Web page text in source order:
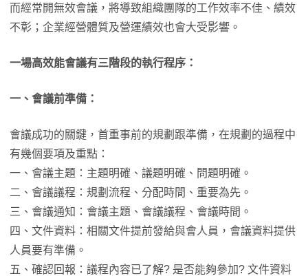
而經常開無效會議，將導致組織團隊的工作效率不佳、績效
不彰；企業經營體質及營運績效也會大受影響。
一場高效能會議有三階段的執行程序：
一、會議前準備：
會議成功的關鍵，首重事前的規劃跟準備，在規劃的過程中
有幾個要項及重點：
一、會議主題：主題明確、議題明確、問題明確。
二、會議議程：規劃流程、分配時間、重要為先。
三、會議通知：會議主題、會議議程、會議時間。
四、文件資料：相關文件提前發給與會人員，會議資料提供
人員要有準備。
五、確認回報：議程內容已了解? 是否能夠參加? 文件資料